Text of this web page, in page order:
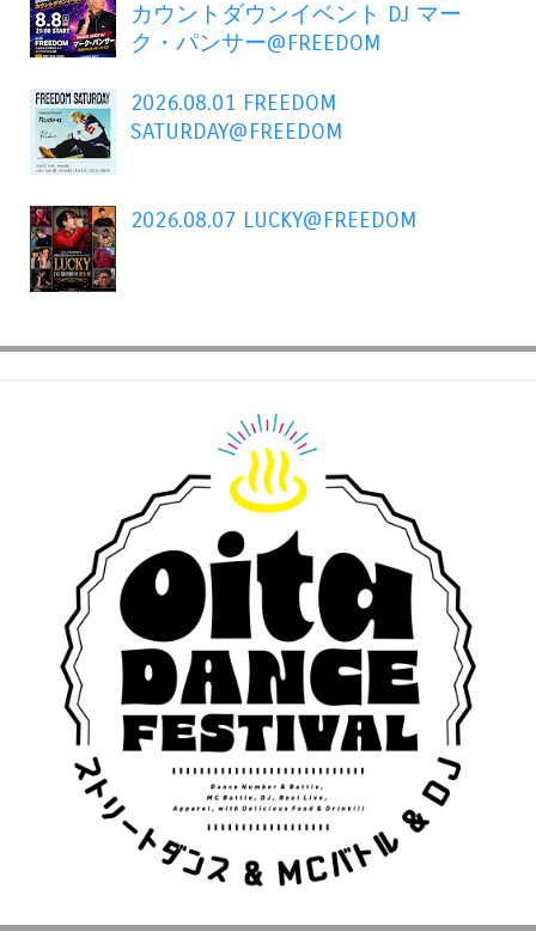
カウントダウンイベント DJ マー
ク・パンサー@FREEDOM
2026.08.01 FREEDOM
SATURDAY@FREEDOM
2026.08.07 LUCKY@FREEDOM